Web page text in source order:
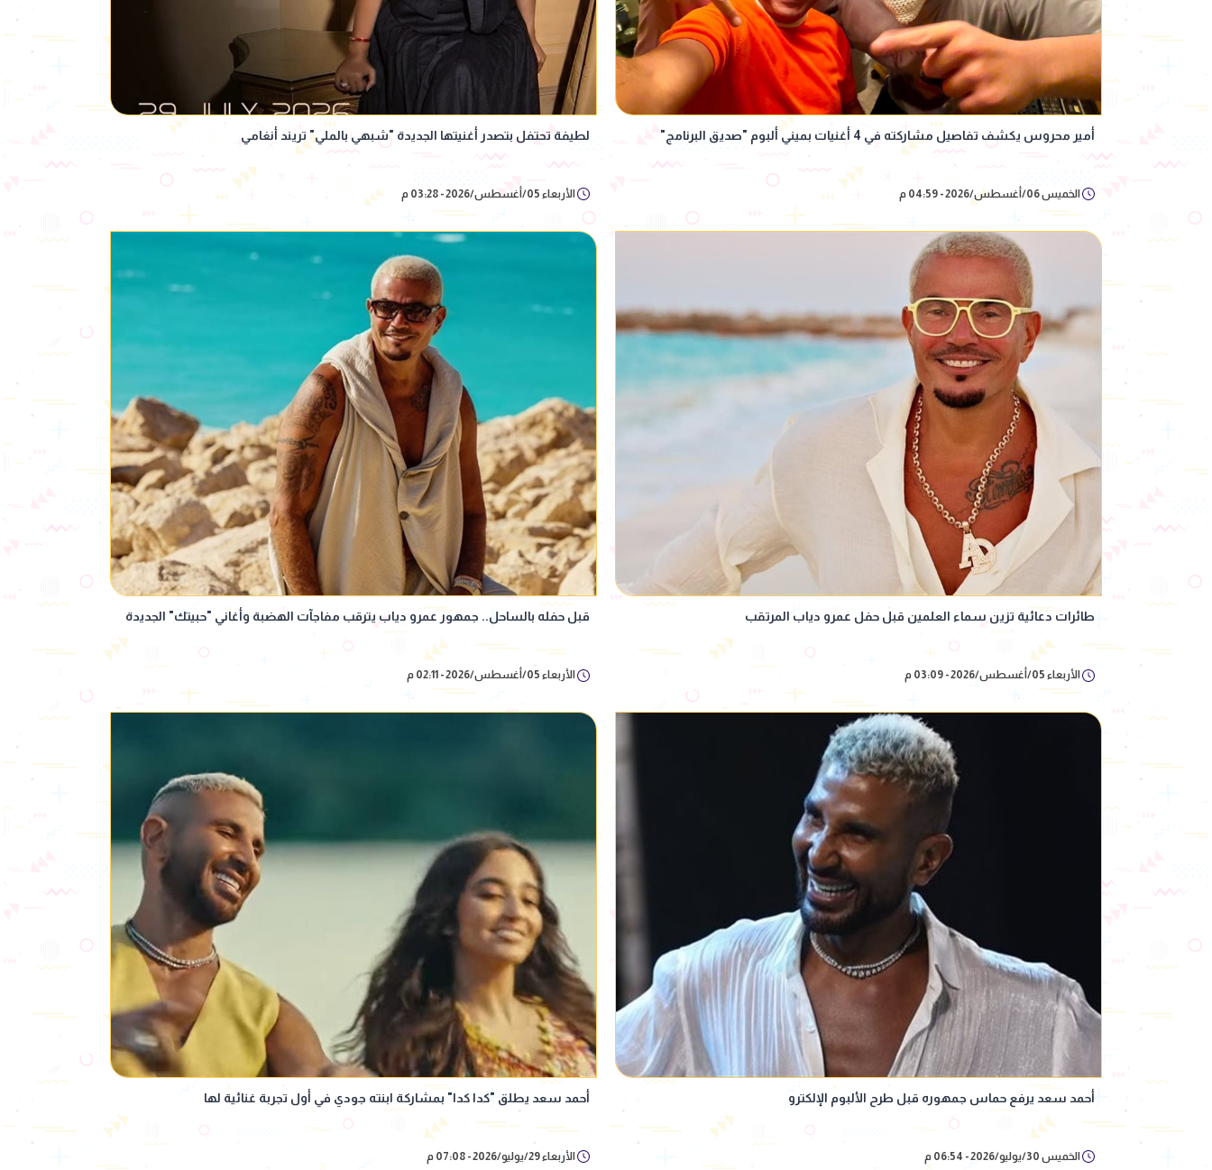
أمير محروس يكشف تفاصيل مشاركته في 4 أغنيات بميني ألبوم "صديق البرنامج"
الخميس 06/أغسطس/2026 - 04:59 م
لطيفة تحتفل بتصدر أغنيتها الجديدة "شبهي بالملي" تريند أنغامي
الأربعاء 05/أغسطس/2026 - 03:28 م
طائرات دعائية تزين سماء العلمين قبل حفل عمرو دياب المرتقب
الأربعاء 05/أغسطس/2026 - 03:09 م
قبل حفله بالساحل.. جمهور عمرو دياب يترقب مفاجآت الهضبة وأغاني "حبيتك" الجديدة
الأربعاء 05/أغسطس/2026 - 02:11 م
أحمد سعد يرفع حماس جمهوره قبل طرح الألبوم الإلكترو
الخميس 30/يوليو/2026 - 06:54 م
أحمد سعد يطلق "كدا كدا" بمشاركة ابنته جودي في أول تجربة غنائية لها
الأربعاء 29/يوليو/2026 - 07:08 م